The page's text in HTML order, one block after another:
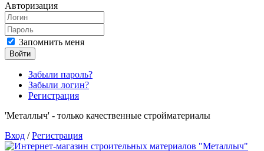
Авторизация
Запомнить меня
Войти
Забыли пароль?
Забыли логин?
Регистрация
'Металлыч' - только качественные стройматериалы
Вход /Регистрация